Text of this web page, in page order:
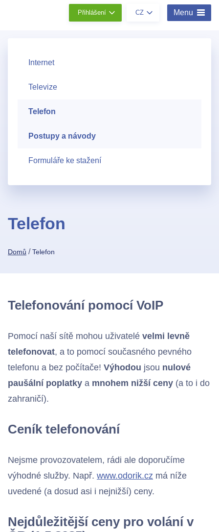
Přihlášení CZ Menu
Kontakty
Internet
Televize
Telefon
Postupy a návody
Formuláře ke stažení
Telefon
Domů /Telefon
Telefonování pomocí VoIP
Pomocí naší sítě mohou uživatelé velmi levně
telefonovat, a to pomocí současného pevného
telefonu a bez počítače! Výhodou jsou nulové
paušální poplatky a mnohem nižší ceny (a to i do
zahraničí).
Ceník telefonování
Nejsme provozovatelem, rádi ale doporučíme
výhodné služby. Např. www.odorik.cz má níže
uvedené (a dosud asi i nejnižší) ceny.
Nejdůležitější ceny pro volání v